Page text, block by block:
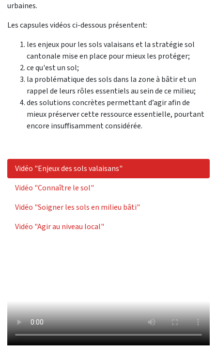
urbaines.
Les capsules vidéos ci-dessous présentent:
les enjeux pour les sols valaisans et la stratégie sol
cantonale mise en place pour mieux les protéger;
ce qu'est un sol;
la problématique des sols dans la zone à bâtir et un
rappel de leurs rôles essentiels au sein de ce milieu;
des solutions concrètes permettant d’agir afin de
mieux préserver cette ressource essentielle, pourtant
encore insuffisamment considérée.
Vidéo "Enjeux des sols valaisans"
Vidéo "Connaître le sol"
Vidéo "Soigner les sols en milieu bâti"
Vidéo "Agir au niveau local"